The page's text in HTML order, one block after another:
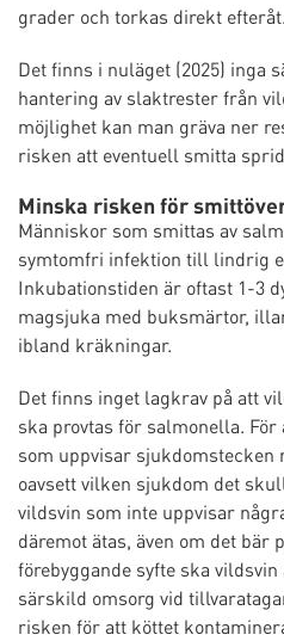
grader och torkas direkt efteråt.
Det finns i nuläget (2025) inga
hantering av slaktrester från
möjlighet kan man gräva ner
risken att eventuell smitta
Minska risken för
Människor som smittas av
symtomfri infektion till lindrig
Inkubationstiden är oftast 1-3
magsjuka med buksmärtor,
ibland kräkningar.
Det finns inget lagkrav på att
ska provtas för salmonella.
som uppvisar sjukdomstecken
oavsett vilken sjukdom det
vildsvin som inte uppvisar
däremot ätas, även om det bär
förebyggande syfte ska
särskild omsorg vid
risken för att köttet